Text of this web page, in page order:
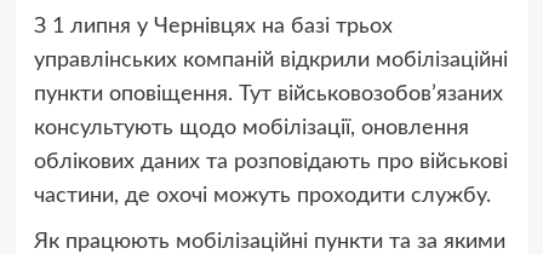
З 1 липня у Чернівцях на базі трьох
управлінських компаній відкрили мобілізаційні
пункти оповіщення. Тут військовозобов’язаних
консультують щодо мобілізації, оновлення
облікових даних та розповідають про військові
частини, де охочі можуть проходити службу.
Як працюють мобілізаційні пункти та за якими